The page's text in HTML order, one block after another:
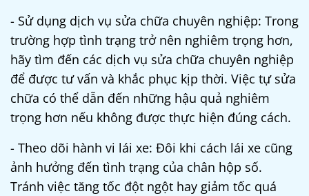
- Sử dụng dịch vụ sửa chữa chuyên nghiệp: Trong
trường hợp tình trạng trở nên nghiêm trọng hơn,
hãy tìm đến các dịch vụ sửa chữa chuyên nghiệp
để được tư vấn và khắc phục kịp thời. Việc tự sửa
chữa có thể dẫn đến những hậu quả nghiêm
trọng hơn nếu không được thực hiện đúng cách.
- Theo dõi hành vi lái xe: Đôi khi cách lái xe cũng
ảnh hưởng đến tình trạng của chân hộp số.
Tránh việc tăng tốc đột ngột hay giảm tốc quá